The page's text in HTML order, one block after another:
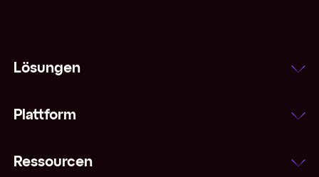
Lösungen
Plattform
Ressourcen